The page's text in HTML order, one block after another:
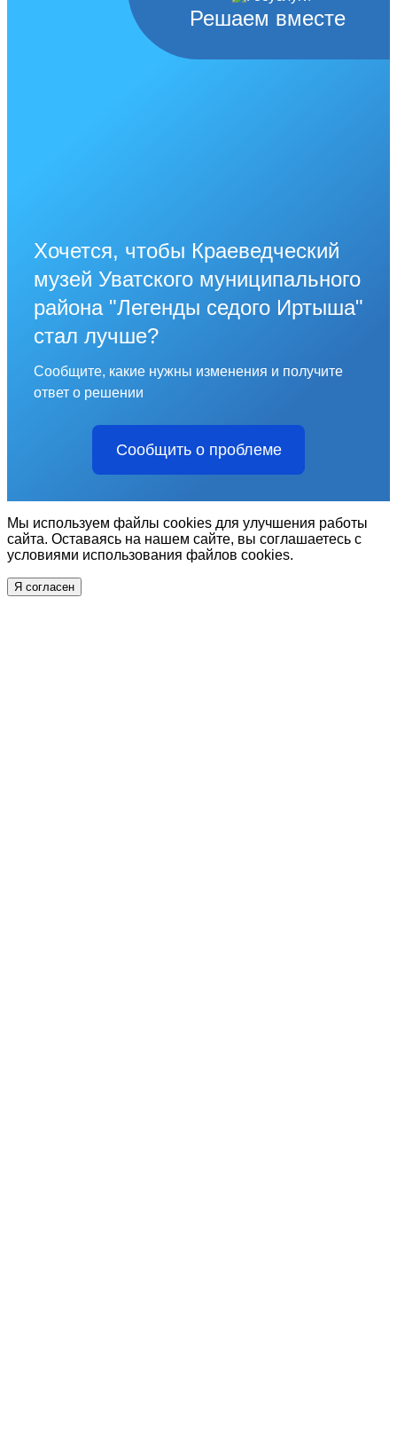
Решаем вместе
Хочется, чтобы Краеведческий
музей Уватского муниципального
района "Легенды седого Иртыша"
стал лучше?
Сообщите, какие нужны изменения и получите
ответ о решении
Сообщить о проблеме
Мы используем файлы cookies для улучшения работы
сайта. Оставаясь на нашем сайте, вы соглашаетесь с
условиями использования файлов cookies.
Я согласен